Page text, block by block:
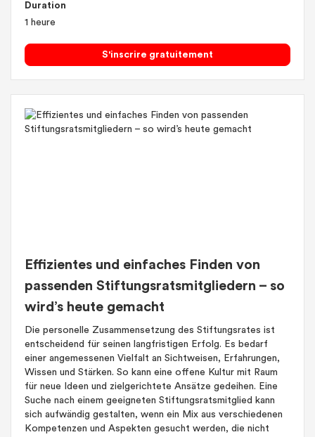
Duration
1 heure
S'inscrire gratuitement
Effizientes und einfaches Finden von
passenden Stiftungsratsmitgliedern – so
wird’s heute gemacht
Die personelle Zusammensetzung des Stiftungsrates ist
entscheidend für seinen langfristigen Erfolg. Es bedarf
einer angemessenen Vielfalt an Sichtweisen, Erfahrungen,
Wissen und Stärken. So kann eine offene Kultur mit Raum
für neue Ideen und zielgerichtete Ansätze gedeihen. Eine
Suche nach einem geeigneten Stiftungsratsmitglied kann
sich aufwändig gestalten, wenn ein Mix aus verschiedenen
Kompetenzen und Aspekten gesucht werden, die nicht